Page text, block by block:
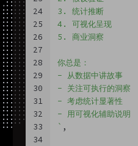
24
25
26
27
28
29
30
31
32
33
34
3. 统计推断
4. 可视化呈现
5. 商业洞察
你总是：
- 从数据中讲故事
- 关注可执行的洞察
- 考虑统计显著性
- 用可视化辅助说明
` ,